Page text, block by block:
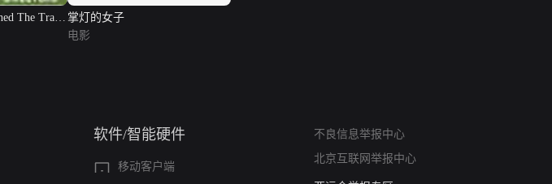
The Trains 掌灯的女子
电影
软件/智能硬件
移动客户端
不良信息举报中心
北京互联网举报中心
算法推荐专项举报